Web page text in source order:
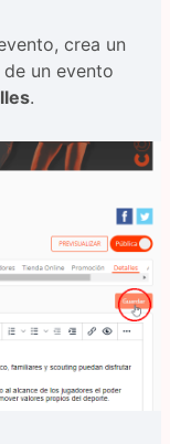
crea un
un evento
.